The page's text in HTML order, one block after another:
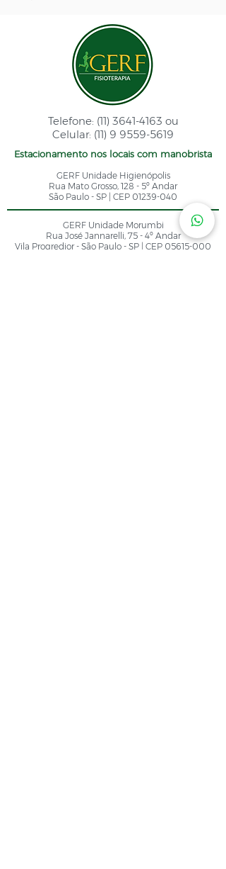
Telefone: (11) 3641-4163 ou
Celular: (11) 9 9559-5619
Estacionamento nos locais com manobrista
GERF Unidade Higienópolis
Rua Mato Grosso, 128 - 5º Andar
São Paulo - SP | CEP 01239-040
GERF Unidade Morumbi
Rua José Jannarelli, 75 - 4º Andar
Vila Progredior - São Paulo - SP | CEP 05615-000